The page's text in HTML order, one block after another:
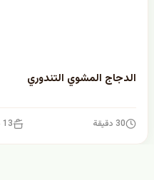
الدجاج المشوي التندوري
30 دقيقة 13 مكونات